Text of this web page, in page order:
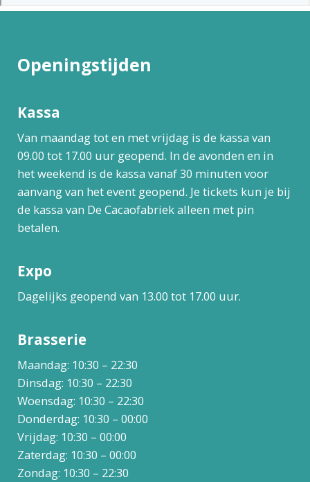
Openingstijden
Kassa
Van maandag tot en met vrijdag is de kassa van
09.00 tot 17.00 uur geopend. In de avonden en in
het weekend is de kassa vanaf 30 minuten voor
aanvang van het event geopend. Je tickets kun je bij
de kassa van De Cacaofabriek alleen met pin
betalen.
Expo
Dagelijks geopend van 13.00 tot 17.00 uur.
Brasserie
Maandag: 10:30 – 22:30
Dinsdag: 10:30 – 22:30
Woensdag: 10:30 – 22:30
Donderdag: 10:30 – 00:00
Vrijdag: 10:30 – 00:00
Zaterdag: 10:30 – 00:00
Zondag: 10:30 – 22:30